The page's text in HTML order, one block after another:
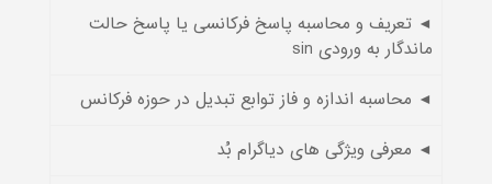
◄ تعریف و محاسبه پاسخ فرکانسی یا پاسخ حالت
ماندگار به ورودی sin
◄ محاسبه اندازه و فاز توابع تبدیل در حوزه فرکانس
◄ معرفی ویژگی های دیاگرام بُد